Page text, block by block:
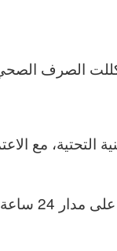
الصرف
مع
خدمة متوفرة على